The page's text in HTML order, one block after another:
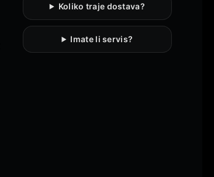
Koliko traje dostava?
Imate li servis?